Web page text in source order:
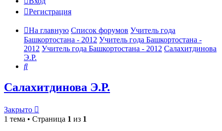
Регистрация
На главную Список форумов Учитель года
Башкортостана - 2012 Учитель года Башкортостана -
2012 Учитель года Башкортостана - 2012 Салахитдинова
Э.Р.
Поиск
Салахитдинова Э.Р.
Закрыто
1 тема • Страница 1 из 1